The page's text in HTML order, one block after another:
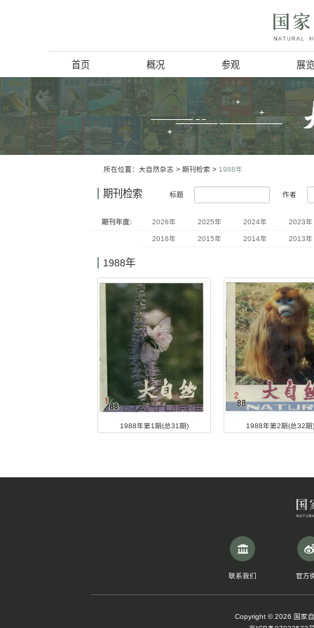
首页 概况
博物馆简介
历史回顾
北京动物学会
所在位置：大自然杂志>
期刊检索 标题
期刊年度: 2026年
2016年
2006年
1988年